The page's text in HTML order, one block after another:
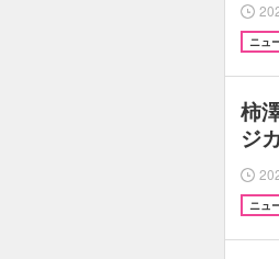
ニュ
柿
ジ
ニュ